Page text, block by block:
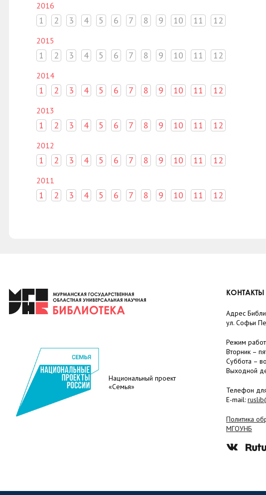
2016
1 2 3 4 5 6 7 8 9 10 11 12
2015
1 2 3 4 5 6 7 8 9 10 11 12
2014
1 2 3 4 5 6 7 8 9 10 11 12
2013
1 2 3 4 5 6 7 8 9 10 11 12
2012
1 2 3 4 5 6 7 8 9 10 11 12
2011
1 2 3 4 5 6 7 8 9 10 11 12
Национальный проект
«Семья»
КОНТАКТЫ
Адрес
ул. Софьи
Режим
Вторник –
Суббота – в
Выходной
Телефон
E-mail:
Политика
МГОУНБ